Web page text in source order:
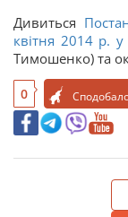
Дивиться
квітня 2014 р.
Тимошенко) та
0